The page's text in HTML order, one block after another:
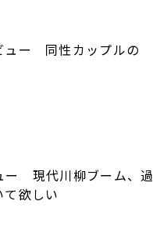
ュー 同性カップルの
ー 現代川柳ブーム、過
欲しい